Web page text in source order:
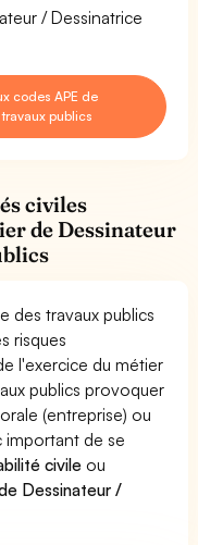
/ Dessinatrice
codes APE de
publics
civiles
de Dessinateur
des travaux publics
risques
l'exercice du métier
publics provoquer
(entreprise) ou
important de se
civile ou
Dessinateur /